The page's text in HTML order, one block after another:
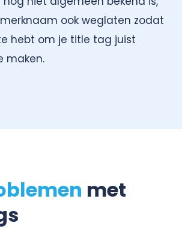
ook weglaten zodat
hebt om je title tag juist
maken.
met